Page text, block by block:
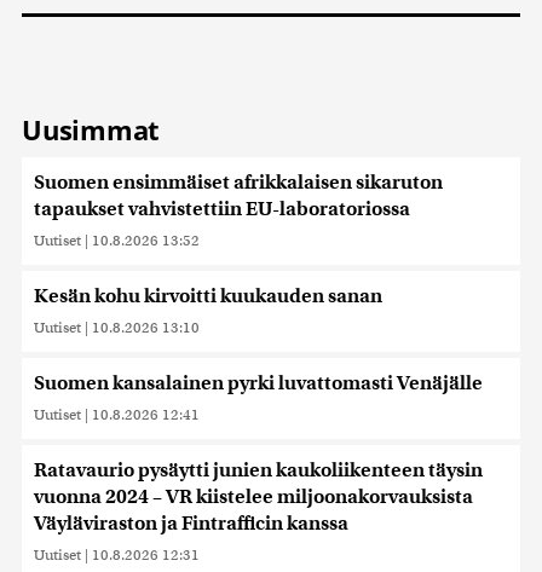
Uusimmat
Suomen ensimmäiset afrikkalaisen sikaruton
tapaukset vahvistettiin EU-laboratoriossa
Uutiset | 10.8.2026 13:52
Kesän kohu kirvoitti kuukauden sanan
Uutiset | 10.8.2026 13:10
Suomen kansalainen pyrki luvattomasti Venäjälle
Uutiset | 10.8.2026 12:41
Ratavaurio pysäytti junien kaukoliikenteen täysin
vuonna 2024 – VR kiistelee miljoonakorvauksista
Väyläviraston ja Fintrafficin kanssa
Uutiset | 10.8.2026 12:31